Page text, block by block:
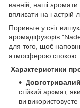
ванній, наші
впливати на настрій
Пориньте у світ
аромадіфузорів
для того, щоб
атмосферою спокою
Характеристики
стійкий аромат,
ви